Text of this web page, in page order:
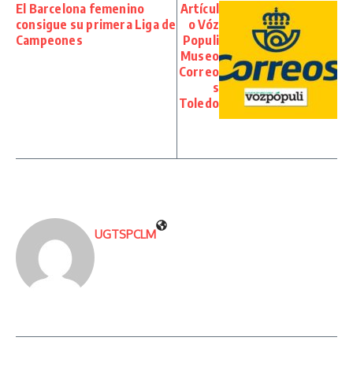
El Barcelona femenino
consigue su primera Liga de
Campeones
Artícul
o Vóz
Populi
Museo
Correo
s
Toledo
UGTSPCLM